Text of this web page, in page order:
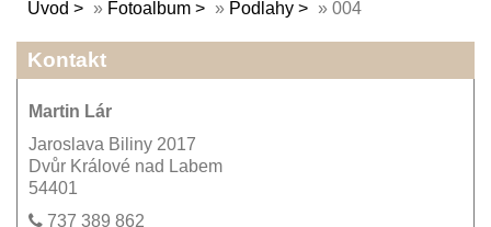
Úvod » Fotoalbum » Podlahy » 004
Kontakt
Martin Lár
Jaroslava Biliny 2017
Dvůr Králové nad Labem
54401
737 389 862